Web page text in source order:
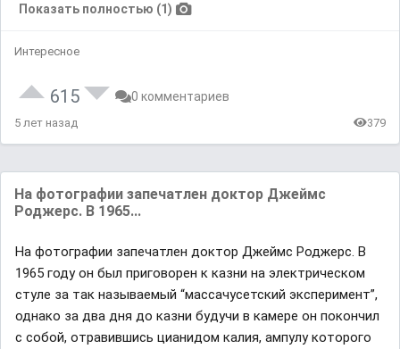
Показать полностью (1)
Интересное
615 0 комментариев
5 лет назад 379
На фотографии запечатлен доктор Джеймс
Роджерс. В 1965...
На фотографии запечатлен доктор Джеймс Роджерс. В
1965 году он был приговорен к казни на элeктрическом
стуле за так называемый “массачусетский эксперимент”,
однако за два дня до казни будучи в камере он покончил
с собой, отравившись цианидом калия, ампулу которого